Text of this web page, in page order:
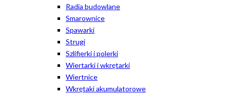
Radia budowlane
Smarownice
Spawarki
Strugi
Szlifierki i polerki
Wiertarki i wkrętarki
Wiertnice
Wkrętaki akumulatorowe